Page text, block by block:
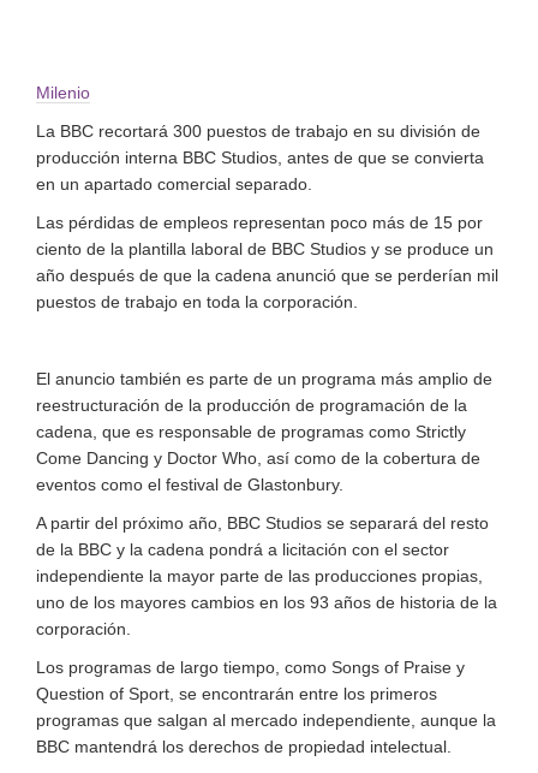
Milenio
La BBC recortará 300 puestos de trabajo en su división de
producción interna BBC Studios, antes de que se convierta
en un apartado comercial separado.
Las pérdidas de empleos representan poco más de 15 por
ciento de la plantilla laboral de BBC Studios y se produce un
año después de que la cadena anunció que se perderían mil
puestos de trabajo en toda la corporación.
El anuncio también es parte de un programa más amplio de
reestructuración de la producción de programación de la
cadena, que es responsable de programas como Strictly
Come Dancing y Doctor Who, así como de la cobertura de
eventos como el festival de Glastonbury.
A partir del próximo año, BBC Studios se separará del resto
de la BBC y la cadena pondrá a licitación con el sector
independiente la mayor parte de las producciones propias,
uno de los mayores cambios en los 93 años de historia de la
corporación.
Los programas de largo tiempo, como Songs of Praise y
Question of Sport, se encontrarán entre los primeros
programas que salgan al mercado independiente, aunque la
BBC mantendrá los derechos de propiedad intelectual.